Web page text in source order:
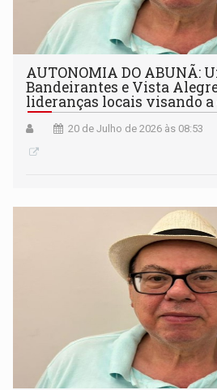
AUTONOMIA DO ABUNÃ:
Bandeirantes e Vista
lideranças locais visando
20 de Julho de 2026 às 08:53